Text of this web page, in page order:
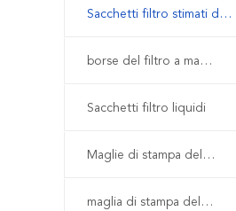
Sacchetti filtro stimati del micron
borse del filtro a maglia
Sacchetti filtro liquidi
Maglie di stampa dello schermo
maglia di stampa del poliestere